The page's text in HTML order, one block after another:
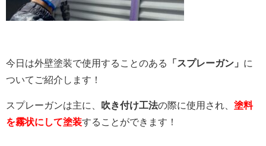
今日は外壁塗装で使用することのある 「スプレーガン」 に
ついてご紹介します！
スプレーガンは主に、 吹き付け工法の際に使用され、 塗料
を霧状にして塗装することができます！